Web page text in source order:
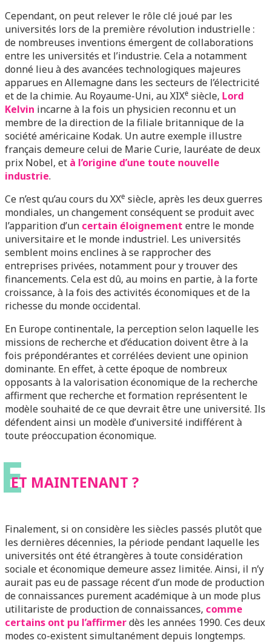
Cependant, on peut relever le rôle clé joué par les
universités lors de la première révolution industrielle :
de nombreuses inventions émergent de collaborations
entre les universités et l’industrie. Cela a notamment
donné lieu à des avancées technologiques majeures
apparues en Allemagne dans les secteurs de l’électricité
et de la chimie. Au Royaume-Uni, au XIXe siècle, Lord
Kelvin incarne à la fois un physicien reconnu et un
membre de la direction de la filiale britannique de la
société américaine Kodak. Un autre exemple illustre
français demeure celui de Marie Curie, lauréate de deux
prix Nobel, et à l’origine d’une toute nouvelle
industrie.
Ce n’est qu’au cours du XXe siècle, après les deux guerres
mondiales, un changement conséquent se produit avec
l’apparition d’un certain éloignement entre le monde
universitaire et le monde industriel. Les universités
semblent moins enclines à se rapprocher des
entreprises privées, notamment pour y trouver des
financements. Cela est dû, au moins en partie, à la forte
croissance, à la fois des activités économiques et de la
richesse du monde occidental.
En Europe continentale, la perception selon laquelle les
missions de recherche et d’éducation doivent être à la
fois prépondérantes et corrélées devient une opinion
dominante. En effet, à cette époque de nombreux
opposants à la valorisation économique de la recherche
affirment que recherche et formation représentent le
modèle souhaité de ce que devrait être une université. Ils
défendent ainsi un modèle d’université indifférent à
toute préoccupation économique.
E
ET MAINTENANT ?
Finalement, si on considère les siècles passés plutôt que
les dernières décennies, la période pendant laquelle les
universités ont été étrangères à toute considération
sociale et économique demeure assez limitée. Ainsi, il n’y
aurait pas eu de passage récent d’un mode de production
de connaissances purement académique à un mode plus
utilitariste de production de connaissances, comme
certains ont pu l’affirmerdès les années 1990. Ces deux
modes co-existent simultanément depuis longtemps.